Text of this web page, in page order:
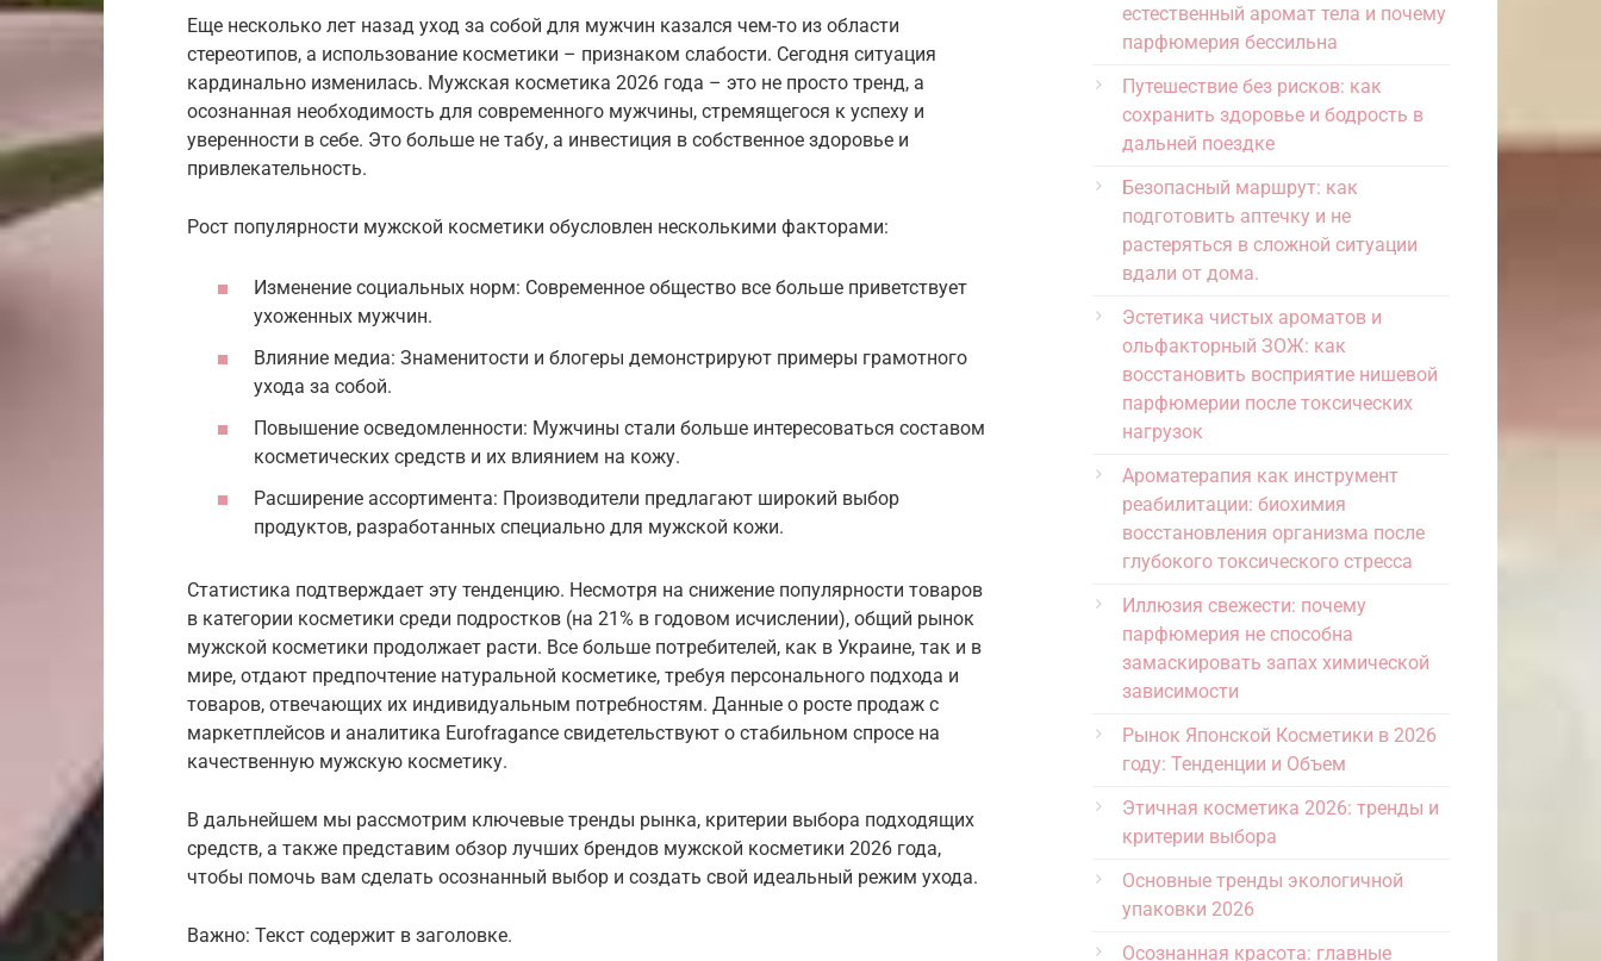
Еще несколько лет назад уход за собой для мужчин казался чем-то из области
стереотипов, а использование косметики – признаком слабости. Сегодня ситуация
кардинально изменилась. Мужская косметика 2026 года – это не просто тренд, а
осознанная необходимость для современного мужчины, стремящегося к успеху и
уверенности в себе. Это больше не табу, а инвестиция в собственное здоровье и
привлекательность.
Рост популярности мужской косметики обусловлен несколькими факторами:
Изменение социальных норм: Современное общество все больше приветствует
ухоженных мужчин.
Влияние медиа: Знаменитости и блогеры демонстрируют примеры грамотного
ухода за собой.
Повышение осведомленности: Мужчины стали больше интересоваться составом
косметических средств и их влиянием на кожу.
Расширение ассортимента: Производители предлагают широкий выбор
продуктов, разработанных специально для мужской кожи.
Статистика подтверждает эту тенденцию. Несмотря на снижение популярности товаров
в категории косметики среди подростков (на 21% в годовом исчислении), общий рынок
мужской косметики продолжает расти. Все больше потребителей, как в Украине, так и в
мире, отдают предпочтение натуральной косметике, требуя персонального подхода и
товаров, отвечающих их индивидуальным потребностям. Данные о росте продаж с
маркетплейсов и аналитика Eurofragance свидетельствуют о стабильном спросе на
качественную мужскую косметику.
В дальнейшем мы рассмотрим ключевые тренды рынка, критерии выбора подходящих
средств, а также представим обзор лучших брендов мужской косметики 2026 года,
чтобы помочь вам сделать осознанный выбор и создать свой идеальный режим ухода.
Важно: Текст содержит в заголовке.
естественный аромат тела и почему
парфюмерия бессильна
Путешествие без рисков: как
сохранить здоровье и бодрость в
дальней поездке
Безопасный маршрут: как
подготовить аптечку и не
растеряться в сложной ситуации
вдали от дома.
Эстетика чистых ароматов и
ольфакторный ЗОЖ: как
восстановить восприятие нишевой
парфюмерии после токсических
нагрузок
Ароматерапия как инструмент
реабилитации: биохимия
восстановления организма после
глубокого токсического стресса
Иллюзия свежести: почему
парфюмерия не способна
замаскировать запах химической
зависимости
Рынок Японской Косметики в 2026
году: Тенденции и Объем
Этичная косметика 2026: тренды и
критерии выбора
Основные тренды экологичной
упаковки 2026
Осознанная красота: главные